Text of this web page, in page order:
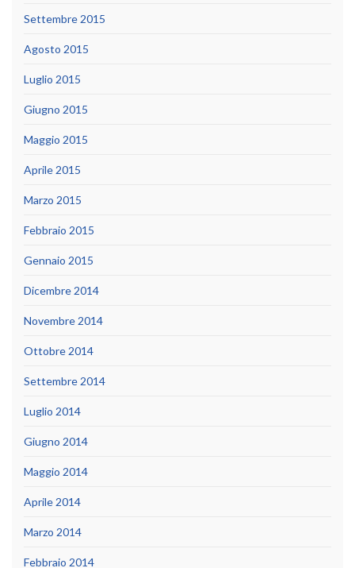
Settembre 2015
Agosto 2015
Luglio 2015
Giugno 2015
Maggio 2015
Aprile 2015
Marzo 2015
Febbraio 2015
Gennaio 2015
Dicembre 2014
Novembre 2014
Ottobre 2014
Settembre 2014
Luglio 2014
Giugno 2014
Maggio 2014
Aprile 2014
Marzo 2014
Febbraio 2014